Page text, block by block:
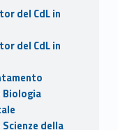
del CdL in
del CdL in
Biologia
della